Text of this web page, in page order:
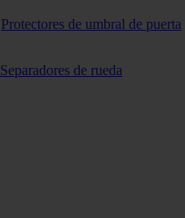
Protectores de umbral de puerta
Separadores de rueda